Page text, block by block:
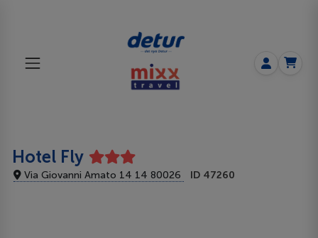
Hotel Fly
Via Giovanni Amato 14 14 80026 ID 47260